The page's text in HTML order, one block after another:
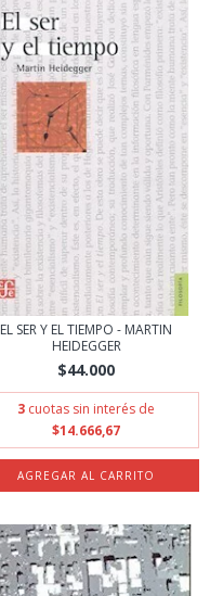
EL SER Y EL TIEMPO - MARTIN
HEIDEGGER
$44.000
3 cuotas sin interés de
$14.666,67